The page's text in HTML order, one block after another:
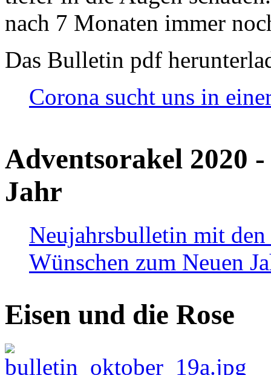
nach 7 Monaten immer
Das Bulletin pdf
Corona sucht uns in
Adventsorakel 2020
Jahr
Neujahrsbulletin mit den
Wünschen zum Neuen
Eisen und die Rose